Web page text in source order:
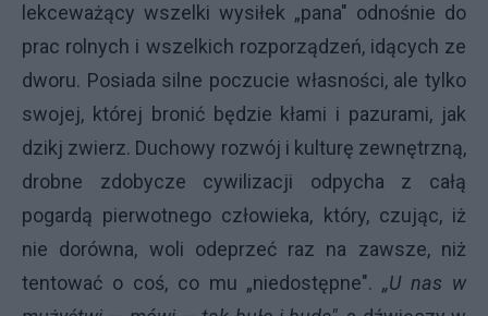
lekceważący wszelki wysiłek „pana" odnośnie do
prac rolnych i wszelkich rozporządzeń, idących ze
dworu. Posiada silne poczucie własności, ale tylko
swojej, której bronić będzie kłami i pazurami, jak
dzikj zwierz. Duchowy rozwój i kulturę zewnętrzną,
drobne zdobycze cywilizacji odpycha z całą
pogardą pierwotnego człowieka, który, czując, iż
nie dorówna, woli odeprzeć raz na zawsze, niż
tentować o coś, co mu „niedostępne".„U nas w